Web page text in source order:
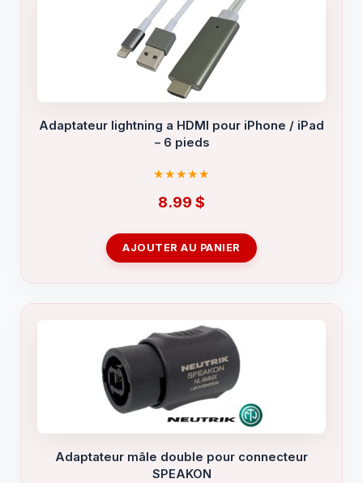
Adaptateur lightning a HDMI pour iPhone / iPad
– 6 pieds
8.99 $
AJOUTER AU PANIER
Adaptateur mâle double pour connecteur
SPEAKON